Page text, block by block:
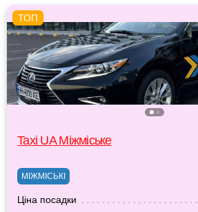
Taxi UA Міжміське
МІЖМІСЬКІ
Ціна посадки